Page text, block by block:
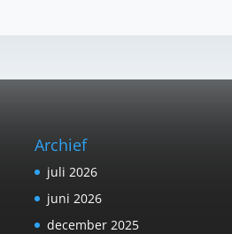
Archief
juli 2026
juni 2026
december 2025